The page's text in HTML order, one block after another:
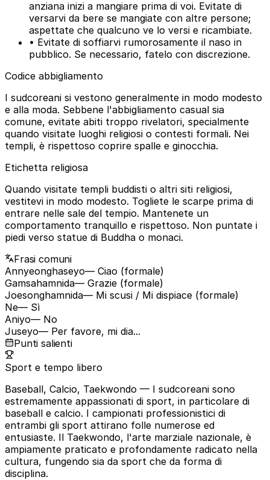
anziana inizi a mangiare prima di voi. Evitate di
versarvi da bere se mangiate con altre persone;
aspettate che qualcuno ve lo versi e ricambiate.
• Evitate di soffiarvi rumorosamente il naso in
pubblico. Se necessario, fatelo con discrezione.
Codice abbigliamento
I sudcoreani si vestono generalmente in modo modesto
e alla moda. Sebbene l'abbigliamento casual sia
comune, evitate abiti troppo rivelatori, specialmente
quando visitate luoghi religiosi o contesti formali. Nei
templi, è rispettoso coprire spalle e ginocchia.
Etichetta religiosa
Quando visitate templi buddisti o altri siti religiosi,
vestitevi in modo modesto. Togliete le scarpe prima di
entrare nelle sale del tempio. Mantenete un
comportamento tranquillo e rispettoso. Non puntate i
piedi verso statue di Buddha o monaci.
Frasi comuni
Annyeonghaseyo— Ciao (formale)
Gamsahamnida— Grazie (formale)
Joesonghamnida— Mi scusi / Mi dispiace (formale)
Ne— Sì
Aniyo— No
Juseyo— Per favore, mi dia...
Punti salienti
Sport e tempo libero
Baseball, Calcio, Taekwondo — I sudcoreani sono
estremamente appassionati di sport, in particolare di
baseball e calcio. I campionati professionistici di
entrambi gli sport attirano folle numerose ed
entusiaste. Il Taekwondo, l'arte marziale nazionale, è
ampiamente praticato e profondamente radicato nella
cultura, fungendo sia da sport che da forma di
disciplina.